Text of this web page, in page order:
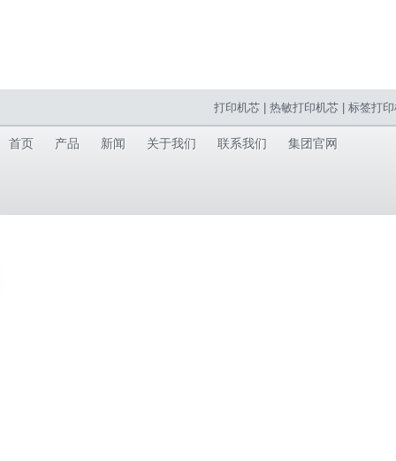
打印机芯 |热敏打印机芯 |标签打
首页 产品 新闻 关于我们 联系我们 集团官网